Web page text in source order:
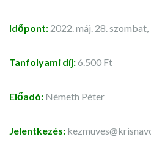
Időpont: 2022. máj. 28.
Tanfolyami díj:6.500 Ft
Előadó: Németh Péter
Jelentkezés: